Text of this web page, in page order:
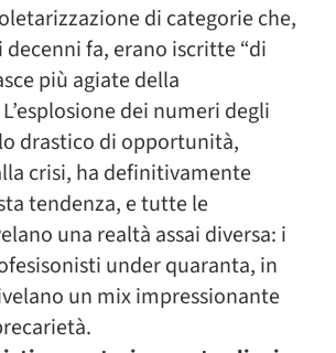
di categorie che,
fa, erano iscritte “di
più agiate della
dei numeri degli
drastico di opportunità,
crisi, ha definitivamente
tendenza, e tutte le
una realtà assai diversa: i
under quaranta, in
un mix impressionante